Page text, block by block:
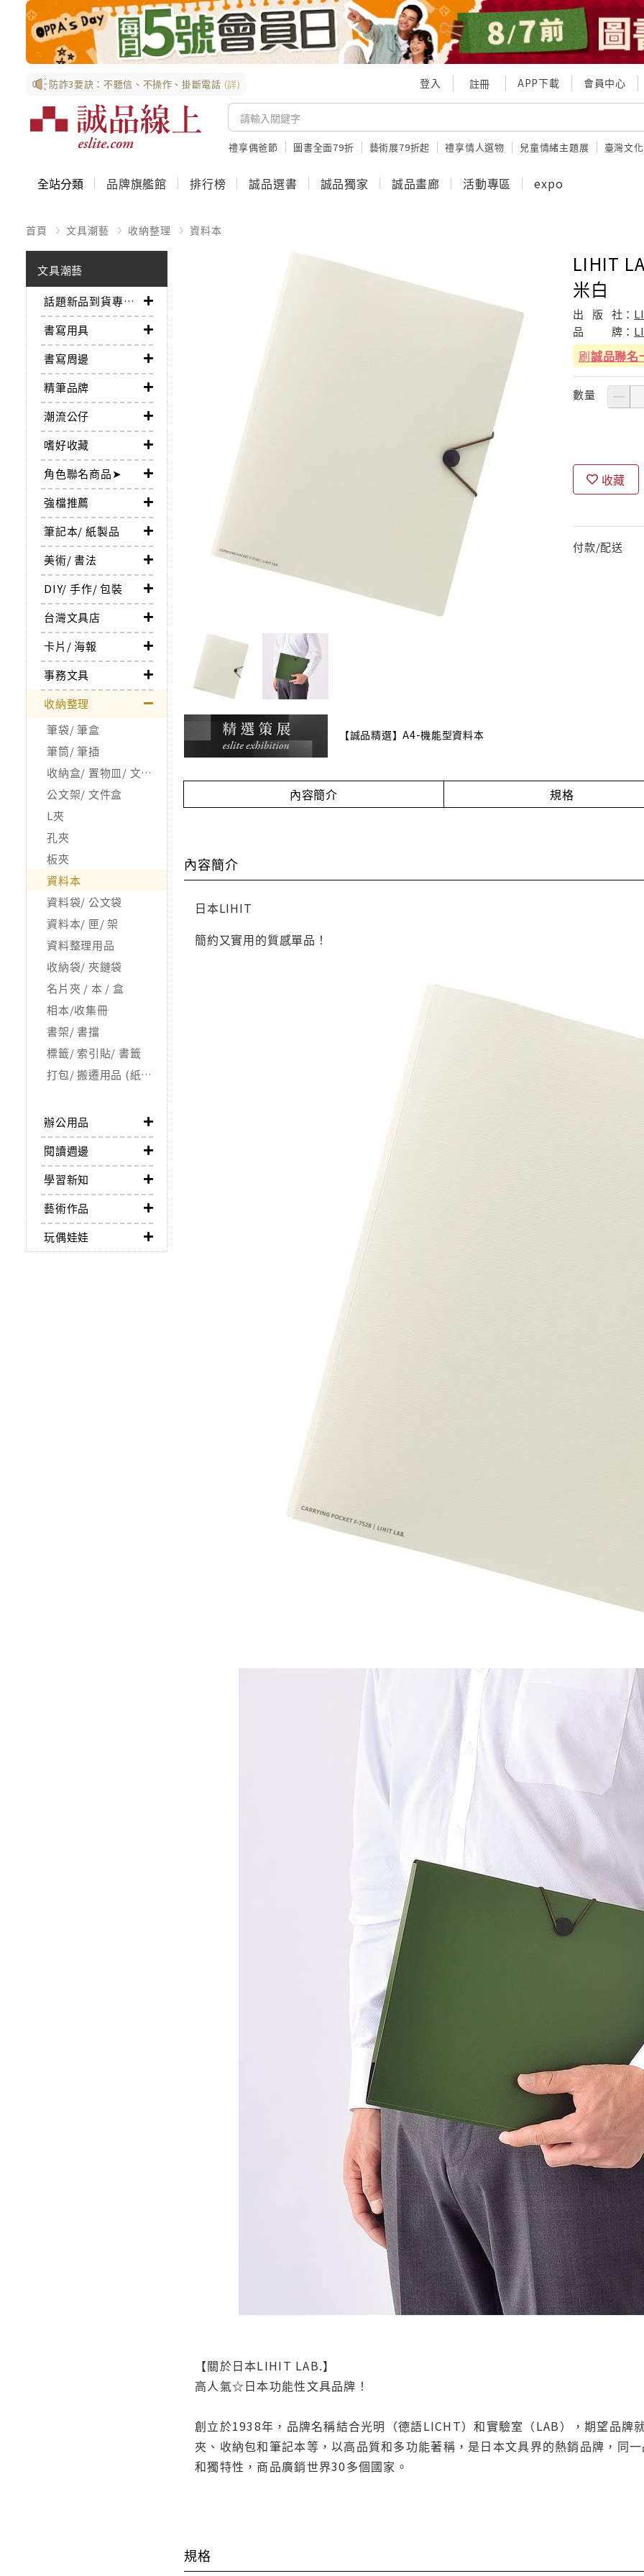
防詐3要訣：不聽信、不操作、掛斷電話 (詳) 登入 註冊 APP下載 會員中心
禮享偶爸節 圖書全面79折 藝術展79折起 禮享情人選物 兒童情緒主題展 臺灣文
全站分類 品牌旗艦館 排行榜 誠品選書 誠品獨家 誠品畫廊 活動專區 expo
首頁 文具潮藝 收納整理 資料本
文具潮藝
話題新品到貨專區➤
書寫用具
書寫周邊
精筆品牌
潮流公仔
嗜好收藏
角色聯名商品➤
強檔推薦
筆記本/ 紙製品
美術/ 書法
DIY/ 手作/ 包裝
台灣文具店
卡片/ 海報
事務文具
收納整理
筆袋/ 筆盒
筆筒/ 筆插
收納盒/ 置物皿/ 文具整理用品
公文架/ 文件盒
L夾
孔夾
板夾
資料本
資料袋/ 公文袋
資料本/ 匣/ 架
資料整理用品
收納袋/ 夾鏈袋
名片夾 / 本 / 盒
相本/收集冊
書架/ 書擋
標籤/ 索引貼/ 書籤
打包/ 搬遷用品 (紙箱/ 氣泡紙)
辦公用品
閱讀週邊
學習新知
藝術作品
玩偶娃娃
【誠品精選】A4-機能型資料本
LIHIT
米白
出 版 社：
品
牌：
刷誠品聯名
數量
收藏
付款/配送
內容簡介 規格
內容簡介
日本LIHIT
簡約又實用的質感單品！
【關於日本LIHIT LAB.】
高人氣☆日本功能性文具品牌！
創立於1938年，品牌名稱結合光明（德語LICHT）和實驗室（LAB），期望品牌
夾、收納包和筆記本等，以高品質和多功能著稱，是日本文具界的熱銷品牌，同
和獨特性，商品廣銷世界30多個國家。
規格